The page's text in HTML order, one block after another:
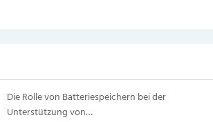
Die Rolle von Batteriespeichern bei der
Unterstützung von